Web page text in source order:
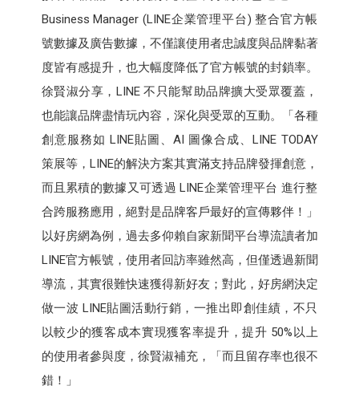
Business Manager (LINE企業管理平台) 整合官方帳
號數據及廣告數據，不僅讓使用者忠誠度與品牌黏著
度皆有感提升，也大幅度降低了官方帳號的封鎖率。
徐賢淑分享，LINE 不只能幫助品牌擴大受眾覆蓋，
也能讓品牌盡情玩內容，深化與受眾的互動。「各種
創意服務如 LINE貼圖、AI 圖像合成、LINE TODAY
策展等，LINE的解決方案其實滿支持品牌發揮創意，
而且累積的數據又可透過 LINE企業管理平台 進行整
合跨服務應用，絕對是品牌客戶最好的宣傳夥伴！」
以好房網為例，過去多仰賴自家新聞平台導流讀者加
LINE官方帳號，使用者回訪率雖然高，但僅透過新聞
導流，其實很難快速獲得新好友；對此，好房網決定
做一波 LINE貼圖活動行銷，一推出即創佳績，不只
以較少的獲客成本實現獲客率提升，提升 50%以上
的使用者參與度，徐賢淑補充，「而且留存率也很不
錯！」